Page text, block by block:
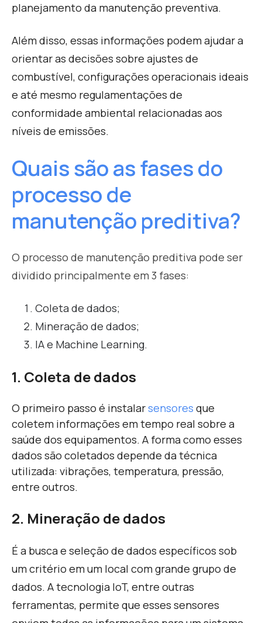
planejamento da manutenção preventiva.
Além disso, essas informações podem ajudar a
orientar as decisões sobre ajustes de
combustível, configurações operacionais ideais
e até mesmo regulamentações de
conformidade ambiental relacionadas aos
níveis de emissões.
Quais são as fases do
processo de
manutenção preditiva?
O processo de manutenção preditiva pode ser
dividido principalmente em 3 fases:
Coleta de dados;
Mineração de dados;
IA e Machine Learning.
1. Coleta de dados
O primeiro passo é instalarsensores que
coletem informações em tempo real sobre a
saúde dos equipamentos. A forma como esses
dados são coletados depende da técnica
utilizada: vibrações, temperatura, pressão,
entre outros.
2. Mineração de dados
É a busca e seleção de dados específicos sob
um critério em um local com grande grupo de
dados. A tecnologia IoT, entre outras
ferramentas, permite que esses sensores